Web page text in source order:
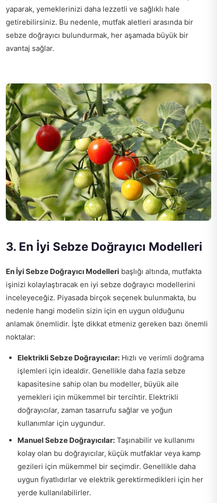
yaparak, yemeklerinizi daha lezzetli ve sağlıklı hale
getirebilirsiniz. Bu nedenle, mutfak aletleri arasında bir
sebze doğrayıcı bulundurmak, her aşamada büyük bir
avantaj sağlar.
3. En İyi Sebze Doğrayıcı Modelleri
En İyi Sebze Doğrayıcı Modelleri başlığı altında, mutfakta
işinizi kolaylaştıracak en iyi sebze doğrayıcı modellerini
inceleyeceğiz. Piyasada birçok seçenek bulunmakta, bu
nedenle hangi modelin sizin için en uygun olduğunu
anlamak önemlidir. İşte dikkat etmeniz gereken bazı önemli
noktalar:
Elektrikli Sebze Doğrayıcılar: Hızlı ve verimli doğrama
işlemleri için idealdir. Genellikle daha fazla sebze
kapasitesine sahip olan bu modeller, büyük aile
yemekleri için mükemmel bir tercihtir. Elektrikli
doğrayıcılar, zaman tasarrufu sağlar ve yoğun
kullanımlar için uygundur.
Manuel Sebze Doğrayıcılar: Taşınabilir ve kullanımı
kolay olan bu doğrayıcılar, küçük mutfaklar veya kamp
gezileri için mükemmel bir seçimdir. Genellikle daha
uygun fiyatlıdırlar ve elektrik gerektirmedikleri için her
yerde kullanılabilirler.